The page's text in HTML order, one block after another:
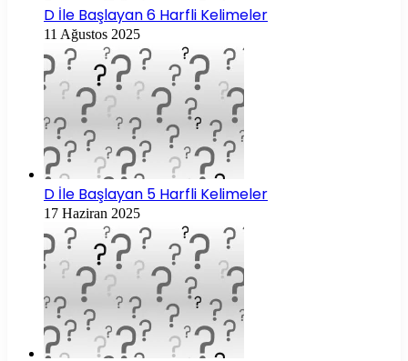
D İle Başlayan 6 Harfli Kelimeler
11 Ağustos 2025
D İle Başlayan 5 Harfli Kelimeler
17 Haziran 2025